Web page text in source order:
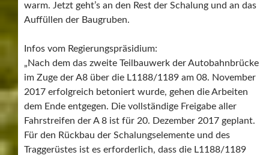
warm. Jetzt geht’s an den Rest der Schalung und an das
Auffüllen der Baugruben.
Infos vom Regierungspräsidium:
„Nach dem das zweite Teilbauwerk der Autobahnbrücke
im Zuge der A8 über die L1188/1189 am 08. November
2017 erfolgreich betoniert wurde, gehen die Arbeiten
dem Ende entgegen. Die vollständige Freigabe aller
Fahrstreifen der A 8 ist für 20. Dezember 2017 geplant.
Für den Rückbau der Schalungselemente und des
Traggerüstes ist es erforderlich, dass die L1188/1189